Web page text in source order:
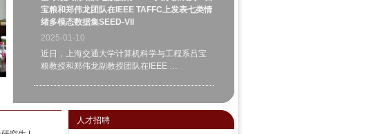
宝粮和郑伟龙团队在IEEE TAFFC上发表七类情
绪多模态数据集SEED-VII
2025-01-10
近日，上海交通大学计算机科学与工程系吕宝
粮教授和郑伟龙副教授团队在IEEE …
程博士生专项计划
2025-01-09
人才招聘